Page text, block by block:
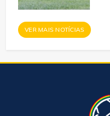
VER MAIS NOTÍCIAS